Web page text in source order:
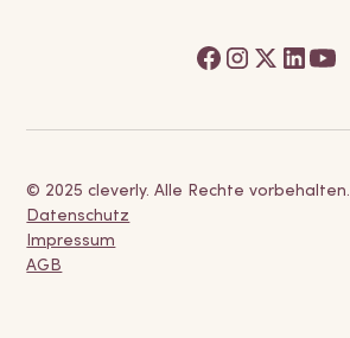
© 2025 cleverly. Alle Rechte vorbehalten.
Datenschutz
Impressum
AGB